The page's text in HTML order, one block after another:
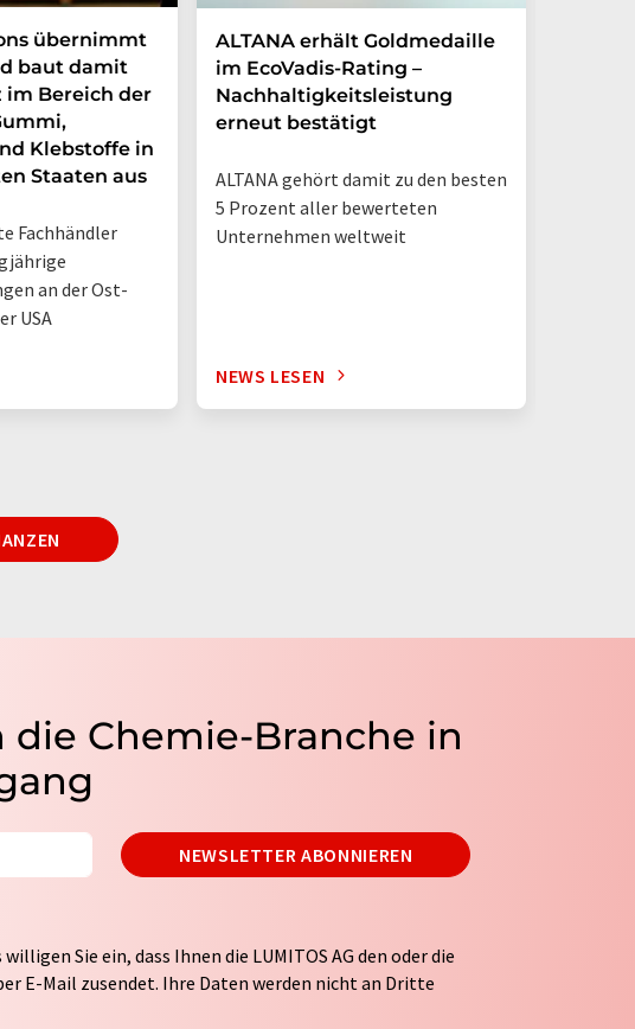
übernimmt
baut damit
im Bereich der
Klebstoffe in
Staaten aus
Fachhändler
an der Ost-
USA
ALTANA erhält Goldmedaille
im EcoVadis-Rating –
Nachhaltigkeitsleistung
erneut bestätigt
ALTANA gehört damit zu den besten
5 Prozent aller bewerteten
Unternehmen weltweit
NEWS LESEN
die Chemie-Branche in
NEWSLETTER ABONNIEREN
Sie ein, dass Ihnen die LUMITOS AG den oder die
E-Mail zusendet. Ihre Daten werden nicht an Dritte
Verarbeitung Ihrer Daten durch die LUMITOS AG erfolgt